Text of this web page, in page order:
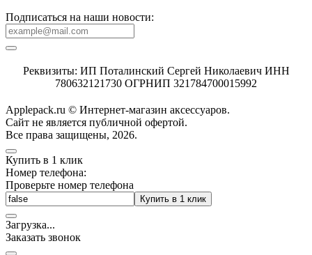
Подписаться на наши новости:
Реквизиты: ИП Поталинский Сергей Николаевич ИНН
780632121730 ОГРНИП 321784700015992
Applepack.ru © Интернет-магазин аксессуаров.
Cайт не является публичной офертой.
Все права защищены, 2026.
Купить в 1 клик
Номер телефона:
Проверьте номер телефона
Купить в 1 клик
Загрузка...
Заказать звонок